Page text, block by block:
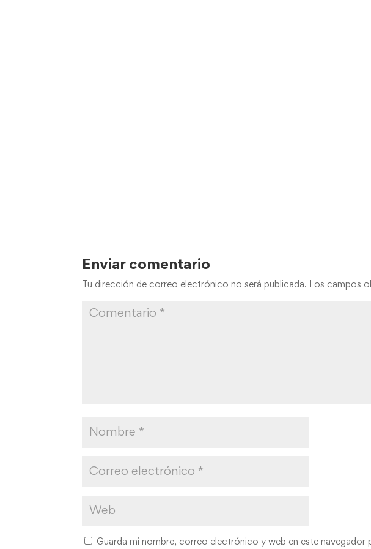
Enviar comentario
Tu dirección de correo electrónico no será publicada. Los campos
Guarda mi nombre, correo electrónico y web en este navegador